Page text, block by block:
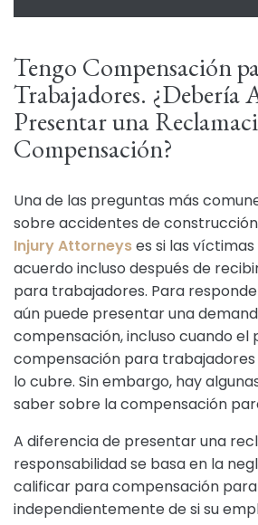
Tengo Compensación
Trabajadores. ¿Debería
Presentar una
Compensación?
Una de las preguntas más
sobre accidentes de
Injury Attorneyses si las
acuerdo incluso después de
para trabajadores. Para
aún puede presentar una
compensación, incluso cuando el
compensación para
lo cubre. Sin embargo, hay
saber sobre la compensación
A diferencia de presentar una
responsabilidad se basa en la
calificar para compensación
independientemente de si su